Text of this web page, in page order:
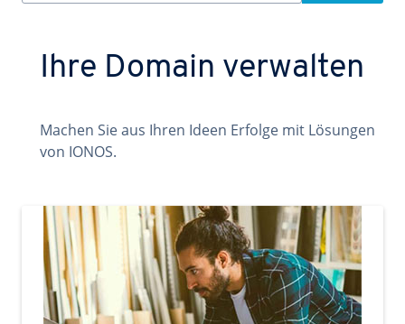
Ihre Domain verwalten
Machen Sie aus Ihren Ideen Erfolge mit Lösungen
von IONOS.